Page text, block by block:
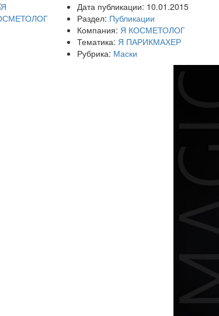
Дата публикации: 10.01.2015
Раздел: Публикации
Компания: Я КОСМЕТОЛОГ
Тематика: Я ПАРИКМАХЕР
Рубрика: Маски